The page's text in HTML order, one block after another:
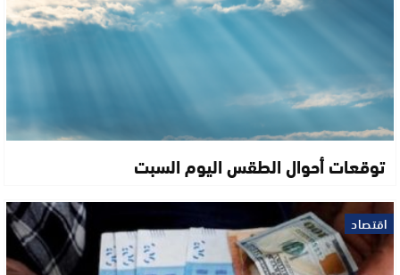
توقعات أحوال الطقس اليوم السبت
اقتصاد